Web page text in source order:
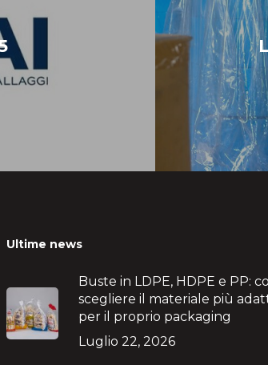
Ultime news
Buste in LDPE, HDPE e PP:
scegliere il materiale più
per il proprio packaging
Luglio 22, 2026